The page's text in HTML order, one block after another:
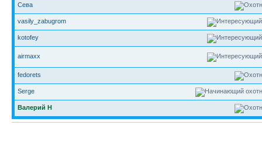
Сева
vasily_zabugrom
kotofey
airmaxx
fedorets
Serge
Валерий Н